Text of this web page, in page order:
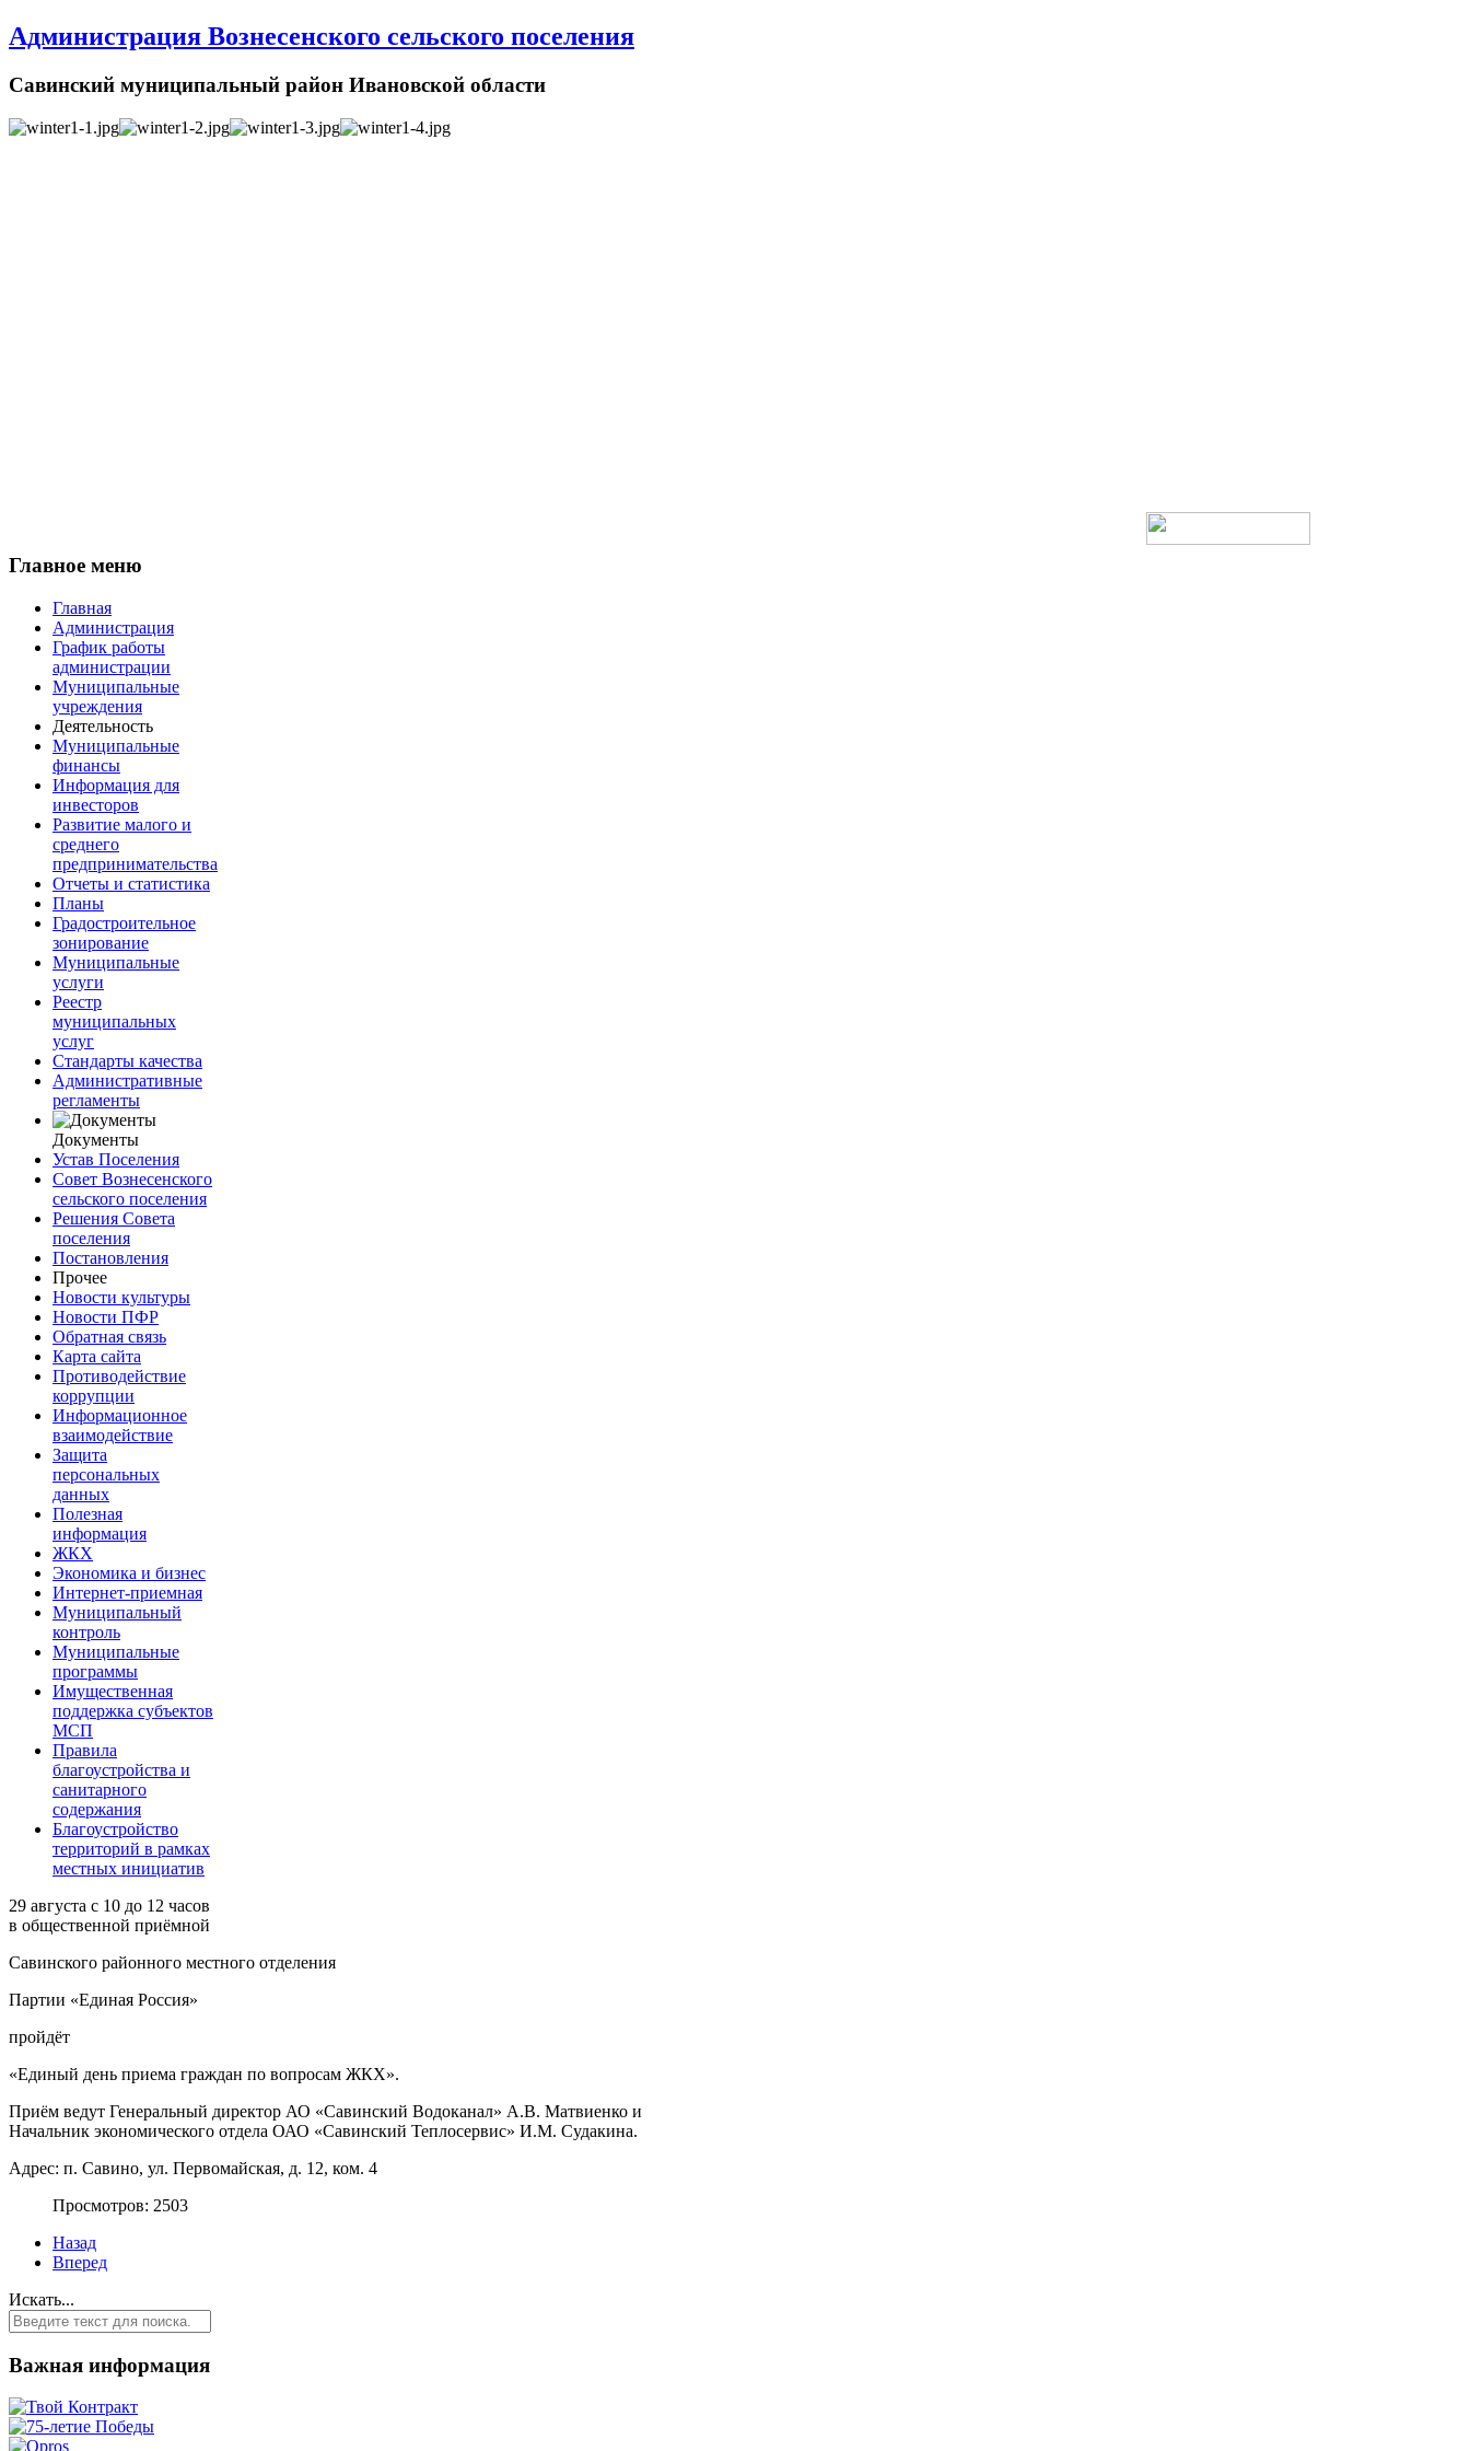
Администрация Вознесенского сельского поселения
Савинский муниципальный район Ивановской области
Главное меню
Главная
Администрация
График работы
администрации
Муниципальные
учреждения
Деятельность
Муниципальные
финансы
Информация для
инвесторов
Развитие малого и
среднего
предпринимательства
Отчеты и статистика
Планы
Градостроительное
зонирование
Муниципальные
услуги
Реестр
муниципальных
услуг
Стандарты качества
Административные
регламенты
Документы
Устав Поселения
Совет Вознесенского
сельского поселения
Решения Совета
поселения
Постановления
Прочее
Новости культуры
Новости ПФР
Обратная связь
Карта сайта
Противодействие
коррупции
Информационное
взаимодействие
Защита
персональных
данных
Полезная
информация
ЖКХ
Экономика и бизнес
Интернет-приемная
Муниципальный
контроль
Муниципальные
программы
Имущественная
поддержка субъектов
МСП
Правила
благоустройства и
санитарного
содержания
Благоустройство
территорий в рамках
местных инициатив
29 августа с 10 до 12 часов
в общественной приёмной
Савинского районного местного отделения
Партии «Единая Россия»
пройдёт
«Единый день приема граждан по вопросам ЖКХ».
Приём ведут Генеральный директор АО «Савинский Водоканал» А.В. Матвиенко и
Начальник экономического отдела ОАО «Савинский Теплосервис» И.М. Судакина.
Адрес: п. Савино, ул. Первомайская, д. 12, ком. 4
Просмотров: 2503
Назад
Вперед
Искать...
Важная информация